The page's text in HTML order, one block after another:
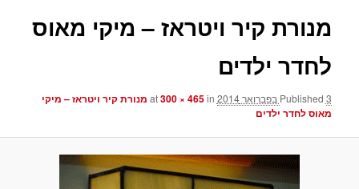
מנורת קיר ויטראז – מיקי מאוס
לחדר ילדים
Published 3 בפברואר 2014 300 × 465in
מנורת קיר ויטראז – מיקי
מאוס לחדר ילדים